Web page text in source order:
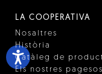
LA COOPERATIVA
Nosaltres
Història
Catàleg de
Els nostres pagesos